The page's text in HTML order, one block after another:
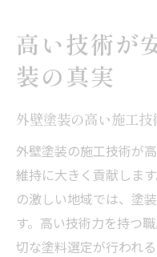
高い技術が
装の真実
外壁塗装の高い施工
外壁塗装の施工技術が
維持に大きく貢献しま
の激しい地域では、塗
す。高い技術力を持つ
切な塗料選定が行われ